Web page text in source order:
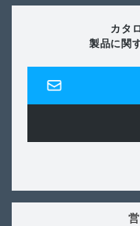
カタ
製品に関